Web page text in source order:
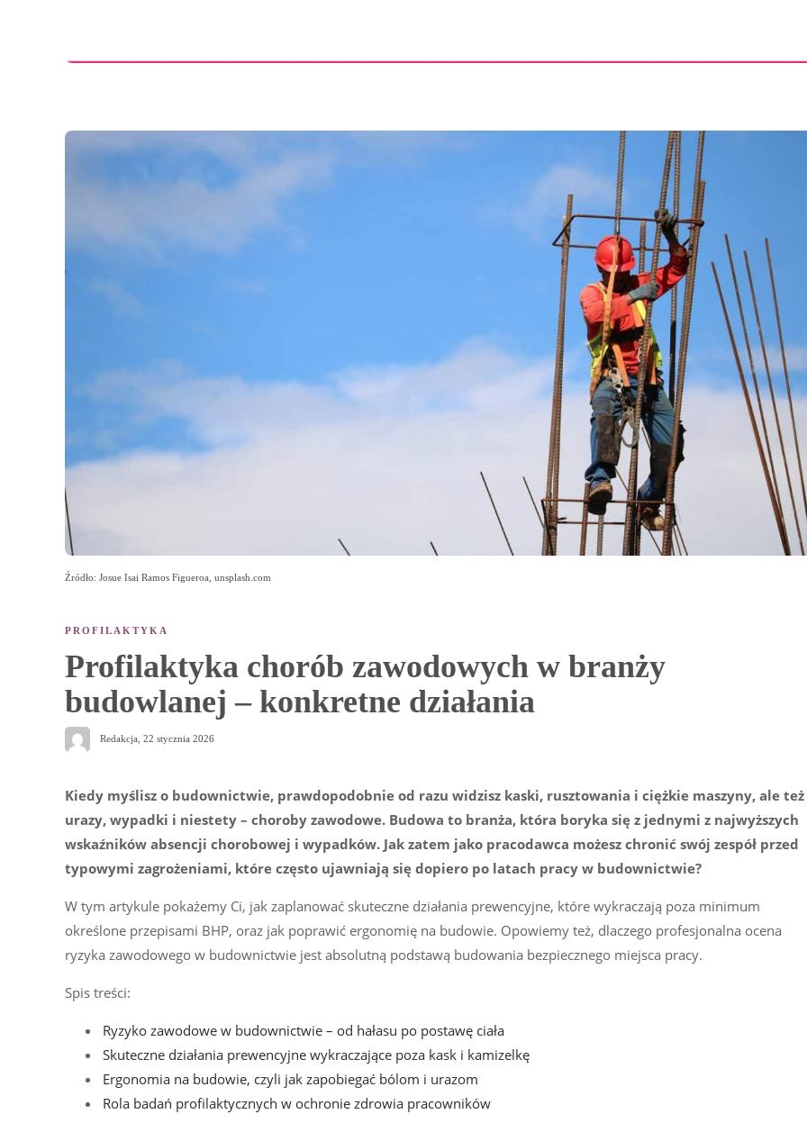
Źródło: Josue Isai Ramos Figueroa, unsplash.com
PROFILAKTYKA
Profilaktyka chorób zawodowych w branży
budowlanej – konkretne działania
Redakcja 22 stycznia 2026
Kiedy myślisz o budownictwie, prawdopodobnie od razu widzisz kaski, rusztowania i ciężkie maszyny, ale też
urazy, wypadki i niestety – choroby zawodowe. Budowa to branża, która boryka się z jednymi z najwyższych
wskaźników absencji chorobowej i wypadków. Jak zatem jako pracodawca możesz chronić swój zespół przed
typowymi zagrożeniami, które często ujawniają się dopiero po latach pracy w budownictwie?
W tym artykule pokażemy Ci, jak zaplanować skuteczne działania prewencyjne, które wykraczają poza minimum
określone przepisami BHP, oraz jak poprawić ergonomię na budowie. Opowiemy też, dlaczego profesjonalna ocena
ryzyka zawodowego w budownictwie jest absolutną podstawą budowania bezpiecznego miejsca pracy.
Spis treści:
Ryzyko zawodowe w budownictwie – od hałasu po postawę ciała
Skuteczne działania prewencyjne wykraczające poza kask i kamizelkę
Ergonomia na budowie, czyli jak zapobiegać bólom i urazom
Rola badań profilaktycznych w ochronie zdrowia pracowników